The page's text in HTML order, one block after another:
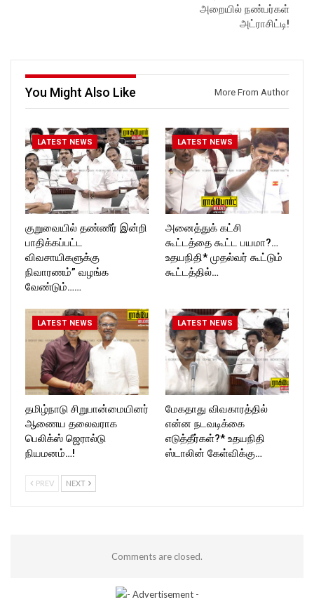
T_TIMES
ockforttimes
Follow us on:
https://www.instagram.com/ro
அறையில் நண்பர்கள்
அட்ராசிட்டி!
You Might Also Like More From Author
LATEST NEWS
குறுவையில் தண்ணீர் இன்றி
பாதிக்கப்பட்ட
விவசாயிகளுக்கு
நிவாரணம்” வழங்க
வேண்டும்……
LATEST NEWS
அனைத்துக் கட்சி
கூட்டத்தை கூட்ட பயமா?…
உதயநிதி* முதல்வர் கூட்டும்
கூட்டத்தில்…
LATEST NEWS
தமிழ்நாடு சிறுபான்மையினர்
ஆணைய தலைவராக
பெலிக்ஸ் ஜெரால்டு
நியமனம்…!
LATEST NEWS
மேகதாது விவகாரத்தில்
என்ன நடவடிக்கை
எடுத்தீர்கள்?* உதயநிதி
ஸ்டாலின் கேள்விக்கு…
PREV NEXT
Comments are closed.